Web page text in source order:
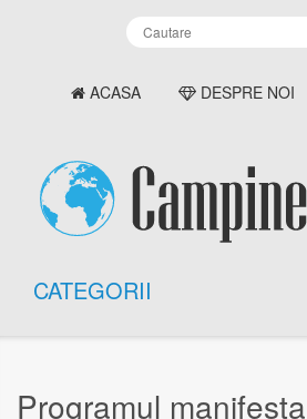
ACASA DESPRE NOI
CATEGORII
Programul